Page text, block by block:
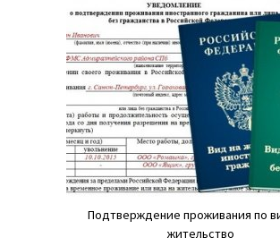
Подтверждение проживания по
жительство